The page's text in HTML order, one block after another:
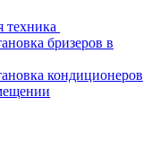
техника
бризеров в
кондиционеров